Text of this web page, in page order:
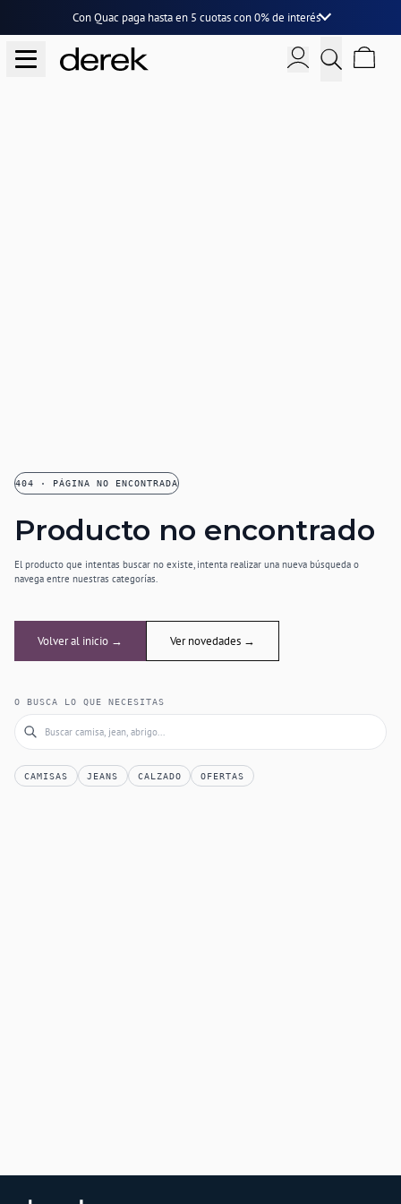
Con Quac paga hasta en 5 cuotascon0% de interés
404 · PÁGINA NO ENCONTRADA
Producto no encontrado
El producto que intentas buscar no existe, intenta realizar una nueva búsqueda o
navega entre nuestras categorías.
Volver al inicio → Ver novedades →
O BUSCA LO QUE NECESITAS
CAMISAS JEANS CALZADO OFERTAS